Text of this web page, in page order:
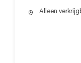
Alleen